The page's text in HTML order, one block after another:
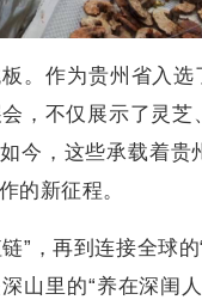
。作为贵州省入选
，不仅展示了灵
今，这些承载着
的新征程。
”，再到连接全球
山里的“养在深闺